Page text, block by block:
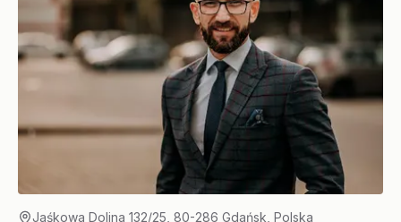
Jaśkowa Dolina 132/25, 80-286 Gdańsk, Polska